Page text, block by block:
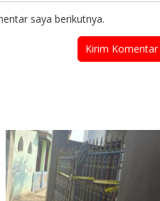
saya berikutnya.